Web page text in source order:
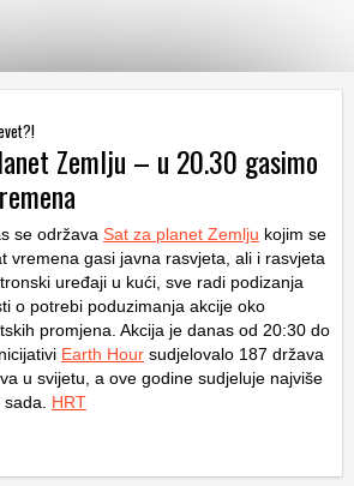
Zemlju – u 20.30 gasimo
se održava Sat za planet Zemlju kojim se
vremena gasi javna rasvjeta, ali i rasvjeta
uređaji u kući, sve radi podizanja
o potrebi poduzimanja akcije oko
promjena. Akcija je danas od 20:30 do
Earth Hour sudjelovalo 187 država
u svijetu, a ove godine sudjeluje najviše
HRT